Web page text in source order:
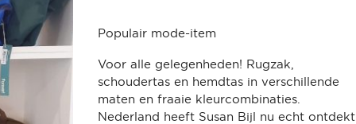
Populair mode-item
Voor alle gelegenheden! Rugzak,
schoudertas en hemdtas in verschillende
maten en fraaie kleurcombinaties.
Nederland heeft Susan Bijl nu echt ontdekt.